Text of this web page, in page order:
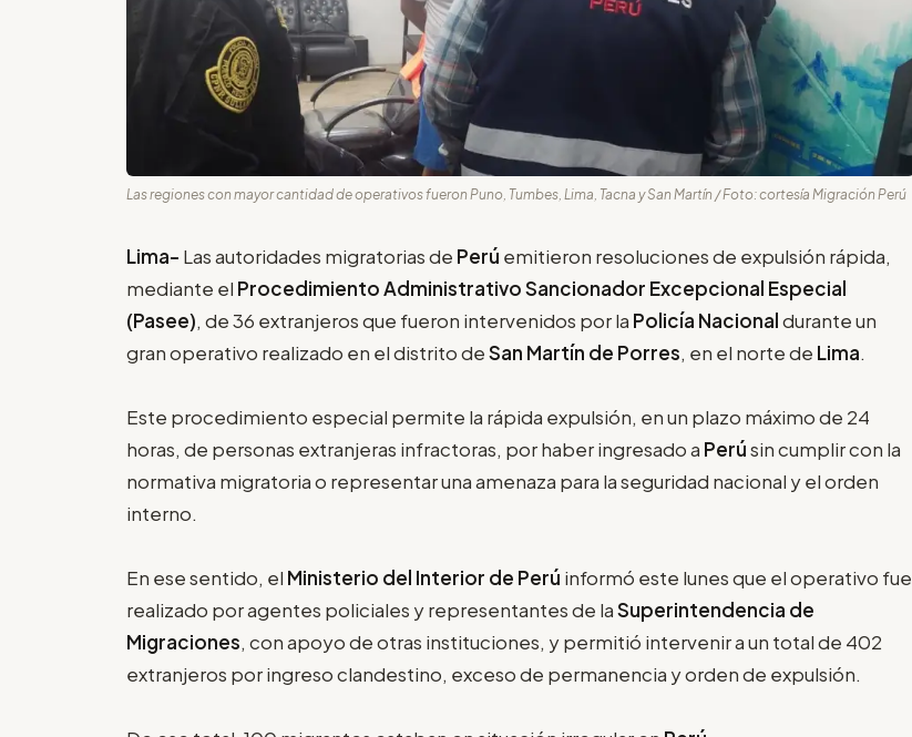
Las regiones con mayor cantidad de operativos fueron Puno, Tumbes, Lima, Tacna y San Martín / Foto: cortesía Migración Perú
Lima- Las autoridades migratorias de Perú emitieron resoluciones de expulsión rápida,
mediante el Procedimiento Administrativo Sancionador Excepcional Especial
(Pasee), de 36 extranjeros que fueron intervenidos por la Policía Nacionaldurante un
gran operativo realizado en el distrito deSan Martín de Porres, en el norte de Lima.
Este procedimiento especial permite la rápida expulsión, en un plazo máximo de 24
horas, de personas extranjeras infractoras, por haber ingresado a Perúsin cumplir con la
normativa migratoria o representar una amenaza para la seguridad nacional y el orden
interno.
En ese sentido, el Ministerio del Interior de Perú informó este lunes que el operativo fue
realizado por agentes policiales y representantes de laSuperintendencia de
Migraciones, con apoyo de otras instituciones, y permitió intervenir a un total de 402
extranjeros por ingreso clandestino, exceso de permanencia y orden de expulsión.